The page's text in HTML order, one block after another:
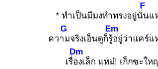
* ทำเป็นมีมงทำทรงอยู่นั่น
F
แ
ความ
G
จริงเอ็นดูก็รู้อ
Em
ยู่ว่าแคร์แ
เรื่อง
Dm
เล็ก แหม๋! เก็กซะให